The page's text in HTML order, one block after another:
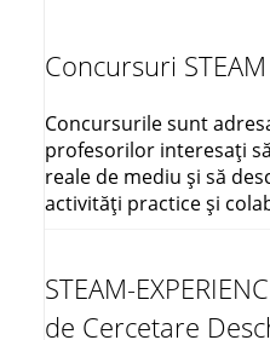
Concursuri STEAM
Concursurile sunt
profesorilor interesați
reale de mediu și să
activități practice și
STEAM-
de Cercetare